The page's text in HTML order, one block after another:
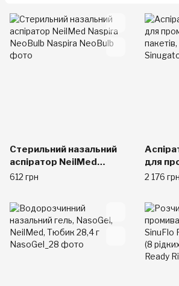
Стерильний назальний
аспіратор NeilMed
Naspira NeoBulb
612 грн
для
30
2 176 грн